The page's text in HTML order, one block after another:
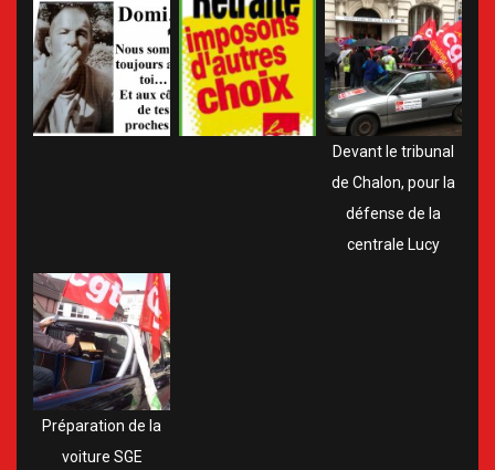
Devant le tribunal
de Chalon, pour la
défense de la
centrale Lucy
Préparation de la
voiture SGE